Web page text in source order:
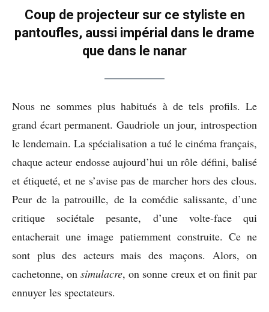
Coup de projecteur sur ce styliste en
pantoufles, aussi impérial dans le drame
que dans le nanar
Nous ne sommes plus habitués à de tels profils. Le
grand écart permanent. Gaudriole un jour, introspection
le lendemain. La spécialisation a tué le cinéma français,
chaque acteur endosse aujourd’hui un rôle défini, balisé
et étiqueté, et ne s’avise pas de marcher hors des clous.
Peur de la patrouille, de la comédie salissante, d’une
critique sociétale pesante, d’une volte-face qui
entacherait une image patiemment construite. Ce ne
sont plus des acteurs mais des maçons. Alors, on
cachetonne, onsimulacre, on sonne creux et on finit par
ennuyer les spectateurs.